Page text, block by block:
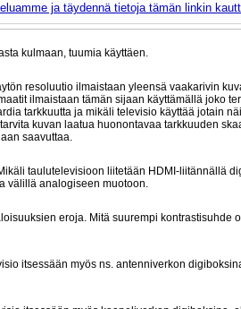
ja täydennä tietoja tämän linkin
kulmaan, tuumia käyttäen.
resoluutio ilmaistaan yleensä vaakarivin
ilmaistaan tämän sijaan käyttämällä joko
tarkkuutta ja mikäli televisio käyttää jotain
kuvan laatua huonontavaa tarkkuuden
saavuttaa.
taulutelevisioon liitetään HDMI-liitännällä
välillä analogiseen muotoon.
eroja. Mitä suurempi kontrastisuhde
itsessään myös ns. antenniverkon